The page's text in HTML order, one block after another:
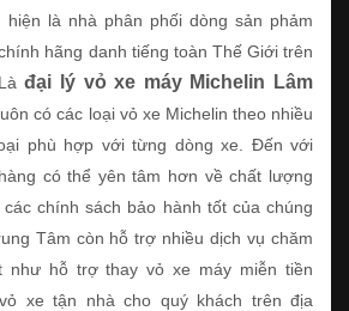
hiện là nhà phân phối dòng sản phảm
hãng danh tiếng toàn Thế Giới trên
Làđại lý vỏ xe máy Michelin Lâm
có các loại vỏ xe Michelin theo nhiều
phù hợp với từng dòng xe. Đến với
có thể yên tâm hơn về chất lượng
chính sách bảo hành tốt của chúng
Tâm còn hỗ trợ nhiều dịch vụ chăm
như hỗ trợ thay vỏ xe máy miễn tiền
xe tận nhà cho quý khách trên địa